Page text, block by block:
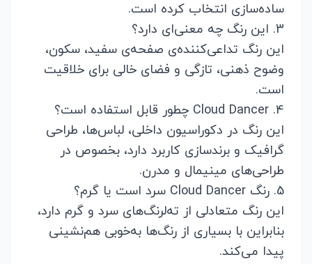
ساده‌سازی انتخاب کرده است.
3. این رنگ چه معنی‌ای دارد؟
این رنگ تداعی‌کننده‌ی صفحه‌ی سفید، سکون،
وضوح ذهنی، تازگی و فضای خالی برای خلاقیت
است.
4. Cloud Dancer چطور قابل استفاده است؟
این رنگ در دکوراسیون داخلی، لباس‌ها، طراحی
گرافیک و برندسازی کاربرد دارد، بخصوص در
طراحی‌های مینیمال و مدرن.
5. رنگ Cloud Dancer سرد است یا گرم؟
این رنگ متعادلی از ته‌لرنگ‌های سرد و گرم دارد،
بنابراین با بسیاری از رنگ‌ها به‌خوبی هم‌نشینی
پیدا می‌کند.